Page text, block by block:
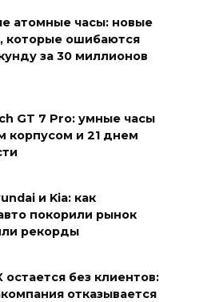
атомные часы: новые
которые ошибаются
за 30 миллионов
GT 7 Pro: умные часы
корпусом и 21 днем
и Kia: как
покорили рынок
рекорды
остается без клиентов:
отказывается